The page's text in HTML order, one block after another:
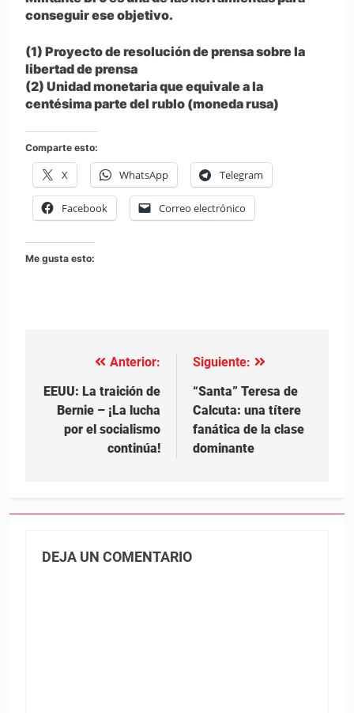
conseguir ese objetivo.
(1) Proyecto de resolución de prensa sobre la
libertad de prensa
(2) Unidad monetaria que equivale a la
centésima parte del rublo (moneda rusa)
Comparte esto:
X WhatsApp Telegram
Facebook Correo electrónico
Me gusta esto:
Navegación
de
entradas
Anterior:
EEUU: La traición de
Bernie – ¡La lucha
por el socialismo
continúa!
Siguiente:
“Santa” Teresa de
Calcuta: una títere
fanática de la clase
dominante
DEJA UN COMENTARIO